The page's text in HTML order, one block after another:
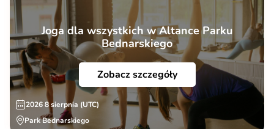
Joga dla wszystkich w Altance Parku
Bednarskiego
Zobacz szczegóły
2026 8 sierpnia (UTC)
Park Bednarskiego